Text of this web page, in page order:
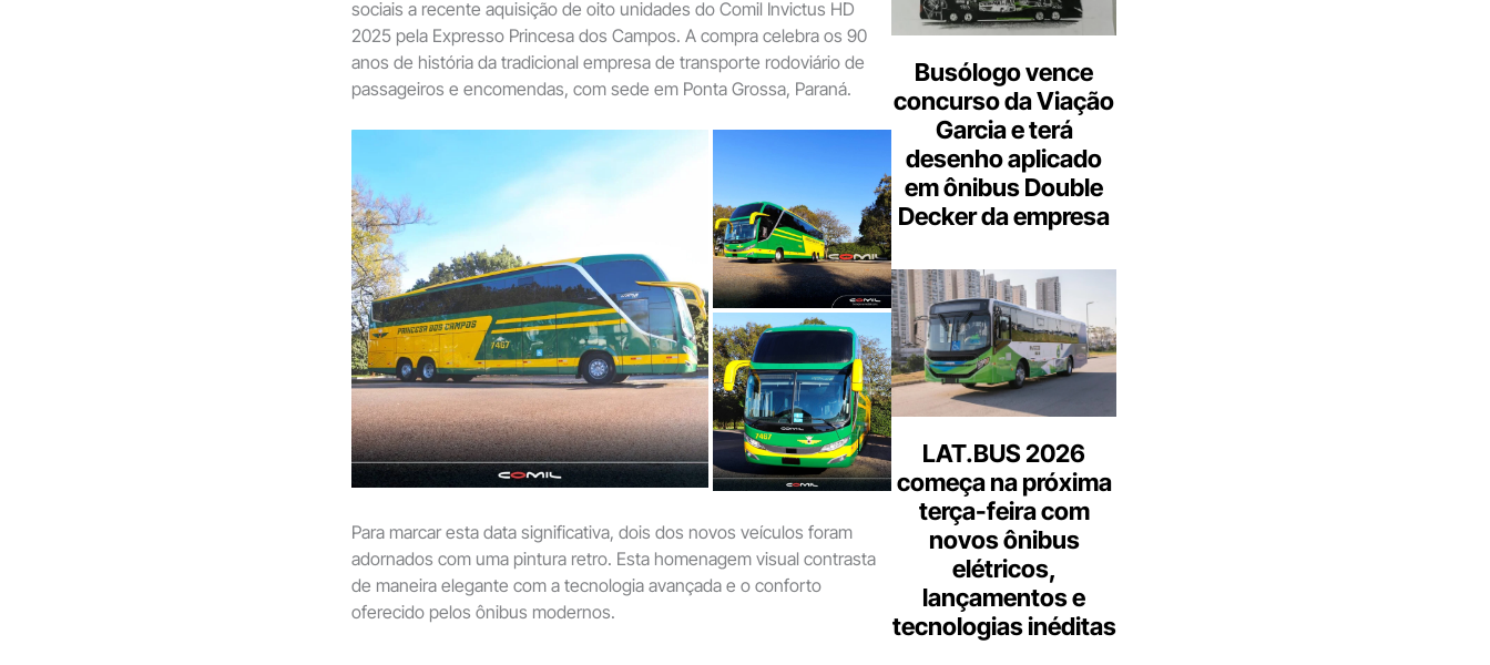
sociais a recente aquisição de oito unidades do Comil Invictus HD
2025 pela Expresso Princesa dos Campos. A compra celebra os 90
anos de história da tradicional empresa de transporte rodoviário de
passageiros e encomendas, com sede em Ponta Grossa, Paraná.
Para marcar esta data significativa, dois dos novos veículos foram
adornados com uma pintura retro. Esta homenagem visual contrasta
de maneira elegante com a tecnologia avançada e o conforto
oferecido pelos ônibus modernos.
Busólogo vence
concurso da Viação
Garcia e terá
desenho aplicado
em ônibus Double
Decker da empresa
LAT.BUS 2026
começa na próxima
terça-feira com
novos ônibus
elétricos,
lançamentos e
tecnologias inéditas